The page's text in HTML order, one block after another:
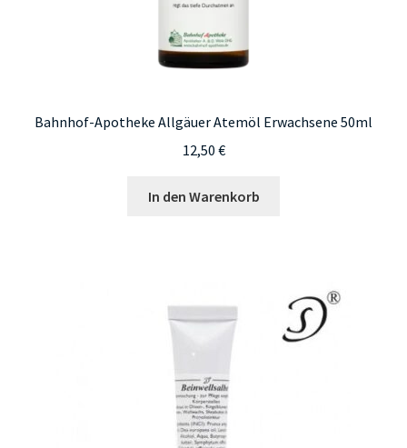
Bahnhof-Apotheke Allgäuer Atemöl Erwachsene 50ml
12,50 €
In den Warenkorb